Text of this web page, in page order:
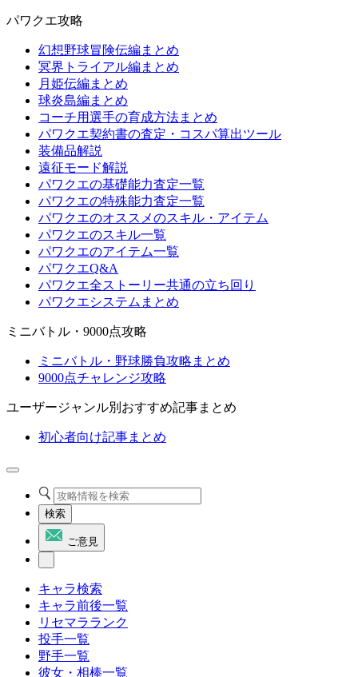
パワクエ攻略
幻想野球冒険伝編まとめ
冥界トライアル編まとめ
月姫伝編まとめ
球炎島編まとめ
コーチ用選手の育成方法まとめ
パワクエ契約書の査定・コスパ算出ツール
装備品解説
遠征モード解説
パワクエの基礎能力査定一覧
パワクエの特殊能力査定一覧
パワクエのオススメのスキル・アイテム
パワクエのスキル一覧
パワクエのアイテム一覧
パワクエQ&A
パワクエ全ストーリー共通の立ち回り
パワクエシステムまとめ
ミニバトル・9000点攻略
ミニバトル・野球勝負攻略まとめ
9000点チャレンジ攻略
ユーザージャンル別おすすめ記事まとめ
初心者向け記事まとめ
検索
ご意見
キャラ検索
キャラ前後一覧
リセマラランク
投手一覧
野手一覧
彼女・相棒一覧